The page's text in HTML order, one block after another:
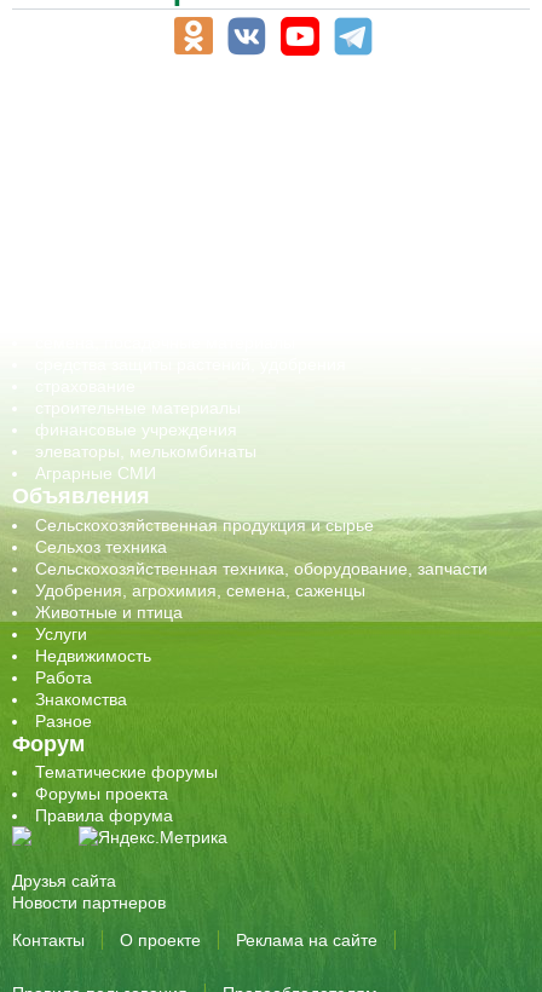
строительные материалы
финансовые учреждения
элеваторы, мелькомбинаты
Аграрные СМИ
Объявления
Сельскохозяйственная продукция и сырье
Сельхоз техника
Сельскохозяйственная техника, оборудование, запчасти
Удобрения, агрохимия, семена, саженцы
Животные и птица
Услуги
Недвижимость
Работа
Знакомства
Разное
Форум
Тематические форумы
Форумы проекта
Правила форума
Друзья сайта
Новости партнеров
Контакты
О проекте Реклама на сайте